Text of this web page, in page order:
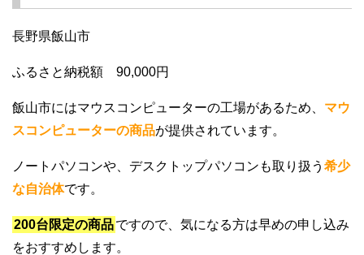
長野県飯山市
ふるさと納税額 90,000円
飯山市にはマウスコンピューターの工場があるため、 マウ
スコンピューターの商品が提供されています。
ノートパソコンや、デスクトップパソコンも取り扱う 希少
な自治体です。
200台限定の商品ですので、気になる方は早めの申し込み
をおすすめします。